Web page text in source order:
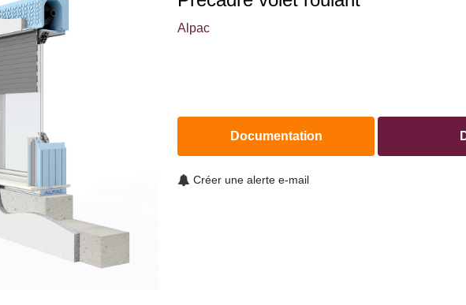
Alpac
Documentation
Créer une alerte e-mail